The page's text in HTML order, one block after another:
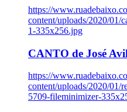
https://
content/uploads/2020/01/
1-335x256.jpg
CANTO de José
https://
content/uploads/2020/01/
5709-fileminimizer-